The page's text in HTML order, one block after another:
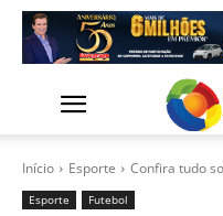
Início Esporte Confira tudo
Esporte Futebol